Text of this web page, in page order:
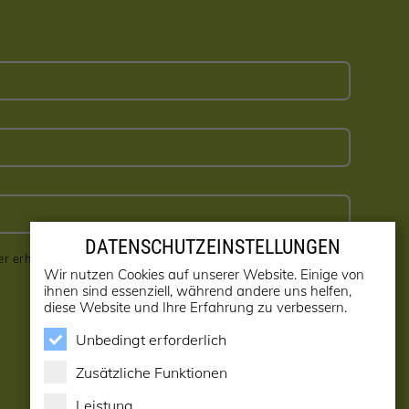
erhalten! (kann jederzeit abbestellt werden)
DATENSCHUTZEINSTELLUNGEN
Wir nutzen Cookies auf unserer Website. Einige von
ihnen sind essenziell, während andere uns helfen,
diese Website und Ihre Erfahrung zu verbessern.
Unbedingt erforderlich
Zusätzliche Funktionen
Leistung